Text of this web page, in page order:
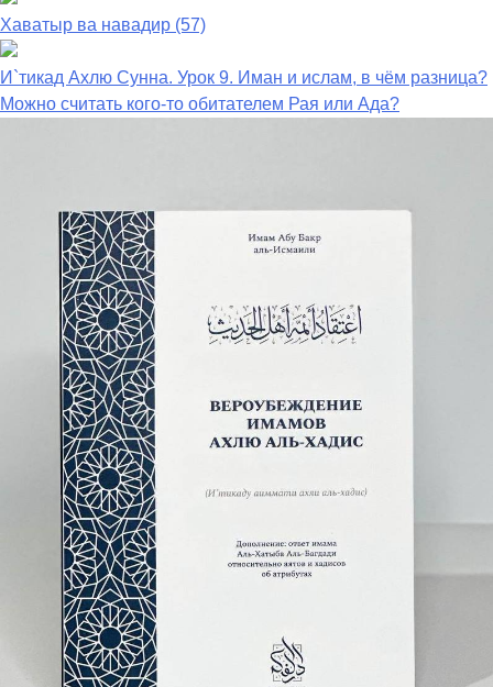
Хаватыр ва навадир (57)
И`тикад Ахлю Сунна. Урок 9. Иман и ислам, в чём разница?
Можно считать кого-то обитателем Рая или Ада?